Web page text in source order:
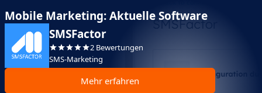
Mobile Marketing: Aktuelle Software
SMSFactor
2 Bewertungen
SMS-Marketing
Mehr erfahren